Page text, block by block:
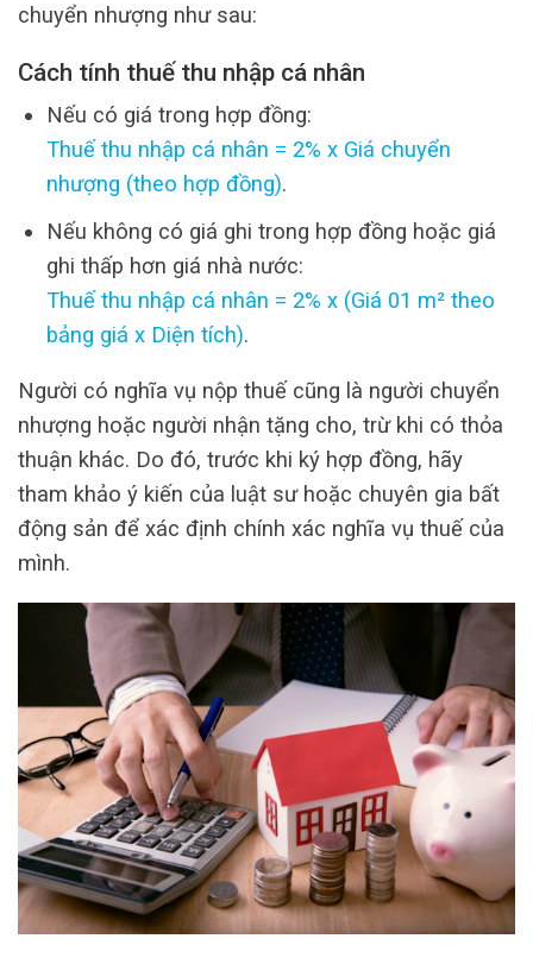
chuyển nhượng như sau:
Cách tính thuế thu nhập cá nhân
Nếu có giá trong hợp đồng:
Thuế thu nhập cá nhân = 2% x Giá chuyển
nhượng (theo hợp đồng).
Nếu không có giá ghi trong hợp đồng hoặc giá
ghi thấp hơn giá nhà nước:
Thuế thu nhập cá nhân = 2% x (Giá 01 m² theo
bảng giá x Diện tích).
Người có nghĩa vụ nộp thuế cũng là người chuyển
nhượng hoặc người nhận tặng cho, trừ khi có thỏa
thuận khác. Do đó, trước khi ký hợp đồng, hãy
tham khảo ý kiến của luật sư hoặc chuyên gia bất
động sản để xác định chính xác nghĩa vụ thuế của
mình.